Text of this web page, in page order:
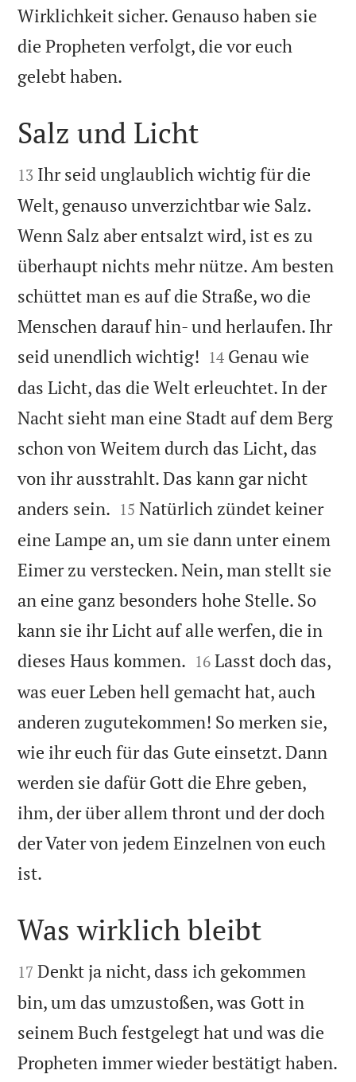
Wirklichkeit sicher. Genauso haben sie
die Propheten verfolgt, die vor euch
gelebt haben.

Salz und Licht

13 Ihr seid unglaublich wichtig für die
Welt, genauso unverzichtbar wie Salz.
Wenn Salz aber entsalzt wird, ist es zu
überhaupt nichts mehr nütze. Am besten
schüttet man es auf die Straße, wo die
Menschen darauf hin- und herlaufen. Ihr
seid unendlich wichtig! 

14 Genau wie
das Licht, das die Welt erleuchtet. In der
Nacht sieht man eine Stadt auf dem Berg
schon von Weitem durch das Licht, das
von ihr ausstrahlt. Das kann gar nicht
anders sein. 

15 Natürlich zündet keiner
eine Lampe an, um sie dann unter einem
Eimer zu verstecken. Nein, man stellt sie
an eine ganz besonders hohe Stelle. So
kann sie ihr Licht auf alle werfen, die in
dieses Haus kommen. 

16 Lasst doch das,
was euer Leben hell gemacht hat, auch
anderen zugutekommen! So merken sie,
wie ihr euch für das Gute einsetzt. Dann
werden sie dafür Gott die Ehre geben,
ihm, der über allem thront und der doch
der Vater von jedem Einzelnen von euch
ist.

Was wirklich bleibt

17 Denkt ja nicht, dass ich gekommen
bin, um das umzustoßen, was Gott in
seinem Buch festgelegt hat und was die
Propheten immer wieder bestätigt haben.